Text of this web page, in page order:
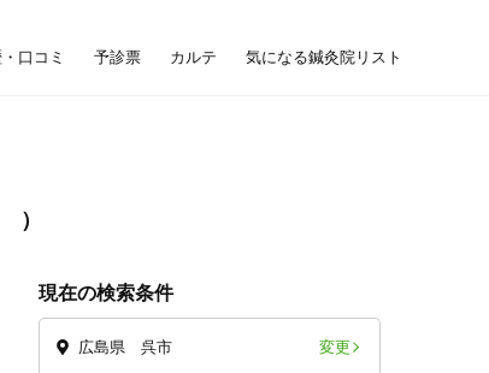
口コミ 予診票 カルテ 気になる鍼灸院リスト
現在の検索条件
広島県 呉市 変更